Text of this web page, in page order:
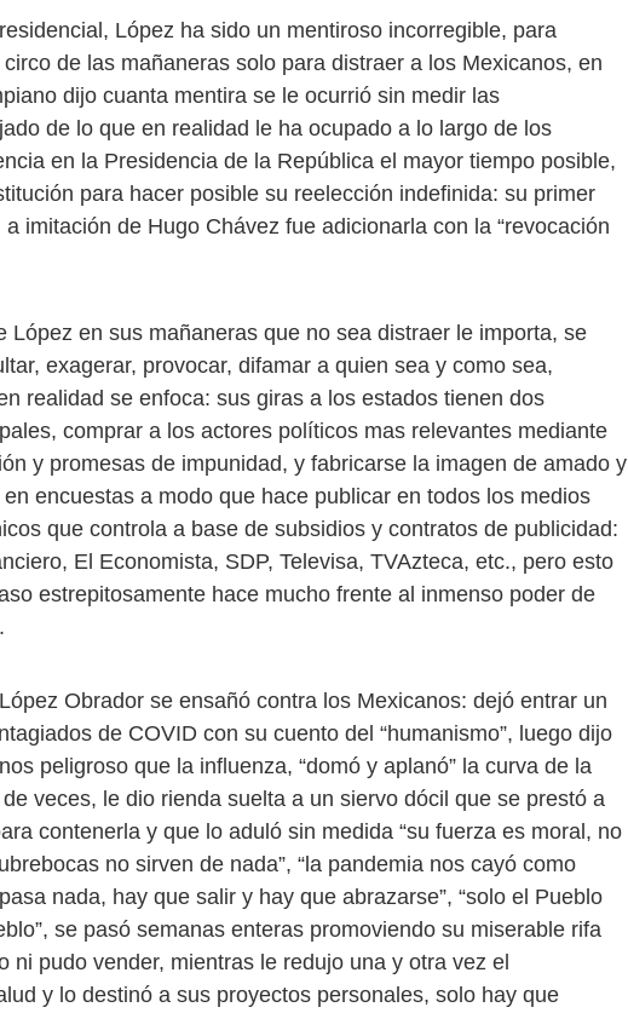
López ha sido un mentiroso incorregible, para
de las mañaneras solo para distraer a los Mexicanos, en
dijo cuanta mentira se le ocurrió sin medir las
de lo que en realidad le ha ocupado a lo largo de los
en la Presidencia de la República el mayor tiempo posible,
para hacer posible su reelección indefinida: su primer
imitación de Hugo Chávez fue adicionarla con la “revocación
López en sus mañaneras que no sea distraer le importa, se
exagerar, provocar, difamar a quien sea y como sea,
realidad se enfoca: sus giras a los estados tienen dos
comprar a los actores políticos mas relevantes mediante
y promesas de impunidad, y fabricarse la imagen de amado y
encuestas a modo que hace publicar en todos los medios
que controla a base de subsidios y contratos de publicidad:
El Economista, SDP, Televisa, TVAzteca, etc., pero esto
estrepitosamente hace mucho frente al inmenso poder de
Obrador se ensañó contra los Mexicanos: dejó entrar un
de COVID con su cuento del “humanismo”, luego dijo
peligroso que la influenza, “domó y aplanó” la curva de la
veces, le dio rienda suelta a un siervo dócil que se prestó a
contenerla y que lo aduló sin medida “su fuerza es moral, no
no sirven de nada”, “la pandemia nos cayó como
nada, hay que salir y hay que abrazarse”, “solo el Pueblo
se pasó semanas enteras promoviendo su miserable rifa
ni pudo vender, mientras le redujo una y otra vez el
y lo destinó a sus proyectos personales, solo hay que